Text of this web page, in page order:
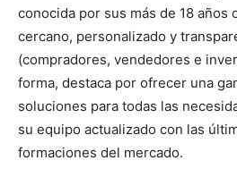
conocida por sus más de 18 años
cercano, personalizado y
(compradores, vendedores e
forma, destaca por ofrecer una
soluciones para todas las
su equipo actualizado con las
formaciones del mercado.